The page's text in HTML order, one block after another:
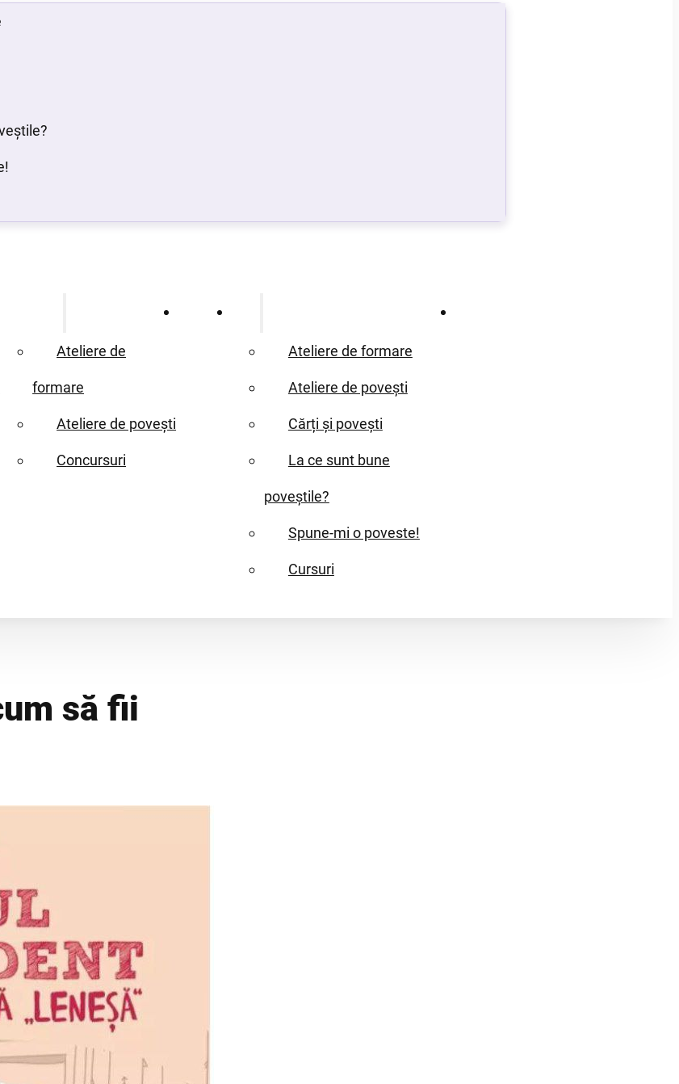
Ateliere de
formare
Ateliere de povești
Concursuri
Proiecte
Ateliere de formare
Ateliere de povești
Cărți și povești
La ce sunt bune
poveștile?
Spune-mi o poveste!
Cursuri
să fii